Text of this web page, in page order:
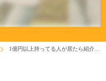
1億円以上持ってる人が居たら紹介して！(^^♪